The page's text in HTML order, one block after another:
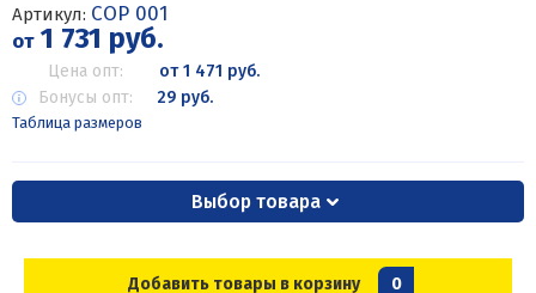
Артикул: СОР 001
от1 731 руб.
Цена опт:
от 1 471 руб.
Бонусы опт:
29 руб.
Таблица размеров
Выбор товара
Добавить товары в корзину 0